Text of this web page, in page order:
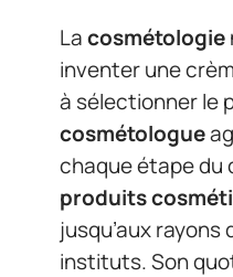
Lacosmétologie
inventer une
à sélectionner le
cosmétologue
chaque étape du
produits
jusqu’aux
instituts. Son